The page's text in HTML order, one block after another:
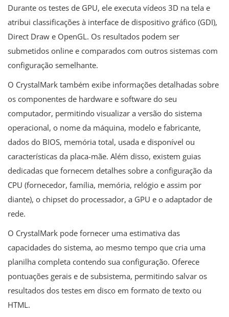
Durante os testes de GPU, ele executa vídeos 3D na tela e
atribui classificações à interface de dispositivo gráfico (GDI),
Direct Draw e OpenGL. Os resultados podem ser
submetidos online e comparados com outros sistemas com
configuração semelhante.
O CrystalMark também exibe informações detalhadas sobre
os componentes de hardware e software do seu
computador, permitindo visualizar a versão do sistema
operacional, o nome da máquina, modelo e fabricante,
dados do BIOS, memória total, usada e disponível ou
características da placa-mãe. Além disso, existem guias
dedicadas que fornecem detalhes sobre a configuração da
CPU (fornecedor, família, memória, relógio e assim por
diante), o chipset do processador, a GPU e o adaptador de
rede.
O CrystalMark pode fornecer uma estimativa das
capacidades do sistema, ao mesmo tempo que cria uma
planilha completa contendo sua configuração. Oferece
pontuações gerais e de subsistema, permitindo salvar os
resultados dos testes em disco em formato de texto ou
HTML.